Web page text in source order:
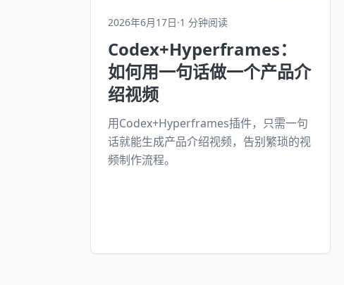
2026年6月17日·1 分钟阅读
Codex+Hyperframes：
如何用一句话做一个产品介
绍视频
用Codex+Hyperframes插件，只需一句
话就能生成产品介绍视频，告别繁琐的视
频制作流程。